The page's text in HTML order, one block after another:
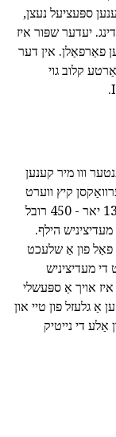
ספּעציעל נעצן,
יעדער שפּור איז
פאַרפאַלן. אין דער
קלוב גוי
ווו מיר קענען
קיץ ווערט
600 רובל. פּער שעה, און פֿאַר קינדער אַרויף צו 13 יאר - 450 רובל
מעדיציניש הילף.
פאַל פון אַ שלעכט
מעדיציניש
אויך אַ ספּעשלי
אַ גלעזל פון טיי און
אַלע די נייטיק